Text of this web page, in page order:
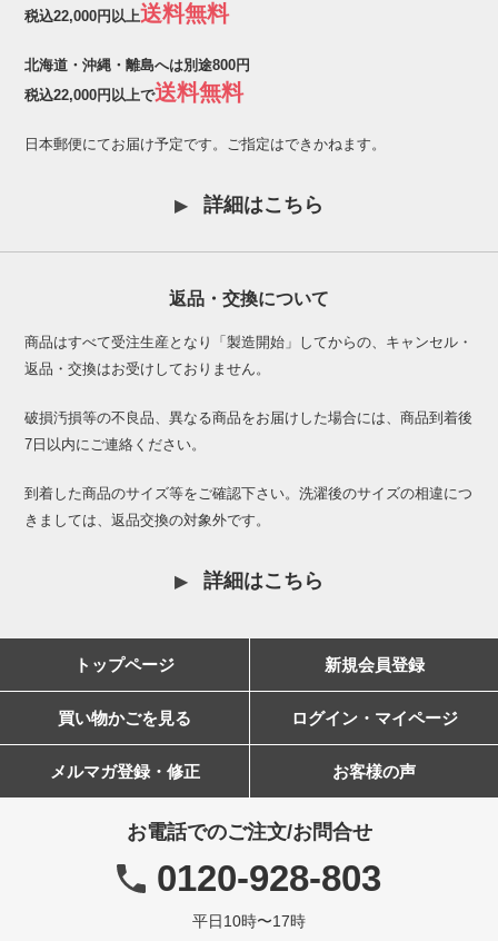
税込22,000円以上送料無料
北海道・沖縄・離島へは別途800円
税込22,000円以上で送料無料
日本郵便にてお届け予定です。ご指定はできかねます。
詳細はこちら
返品・交換について
商品はすべて受注生産となり「製造開始」してからの、キャンセル・
返品・交換はお受けしておりません。
破損汚損等の不良品、異なる商品をお届けした場合には、商品到着後
7日以内にご連絡ください。
到着した商品のサイズ等をご確認下さい。洗濯後のサイズの相違につ
きましては、返品交換の対象外です。
詳細はこちら
トップページ 新規会員登録
買い物かごを見る ログイン・マイページ
メルマガ登録・修正 お客様の声
お電話でのご注文/お問合せ
0120-928-803
平日10時〜17時